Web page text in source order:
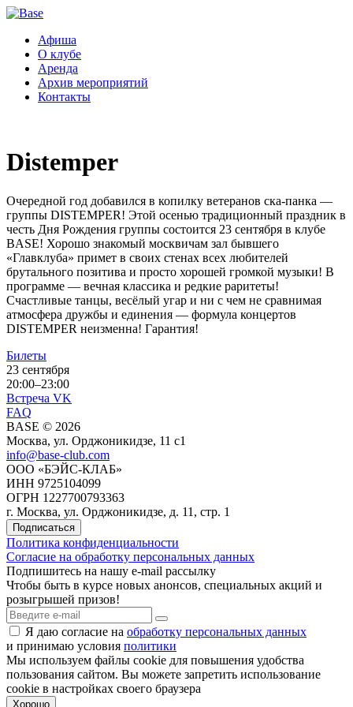
Афиша
О клубе
Аренда
Архив мероприятий
Контакты
Distemper
Очередной год добавился в копилку ветеранов ска-панка —
группы DISTEMPER! Этой осенью традиционный праздник в
честь Дня Рождения группы состоится 23 сентября в клубе
BASE! Хорошо знакомый москвичам зал бывшего
«Главклуба» примет в своих стенах всех любителей
брутального позитива и просто хорошей громкой музыки! В
программе — вечная классика и редкие раритеты!
Счастливые танцы, весёлый угар и ни с чем не сравнимая
атмосфера дружбы и единения — формула концертов
DISTEMPER неизменна! Гарантия!
Билеты
23 сентября
20:00–23:00
Встреча VK
FAQ
BASE © 2026
Москва, ул. Орджоникидзе, 11 c1
info@base-club.com
ООО «БЭЙС-КЛАБ»
ИНН 9725104099
ОГРН 1227700793363
г. Москва, ул. Орджоникидзе, д. 11, стр. 1
Подписаться
Политика конфиденциальности
Согласие на обработку персональных данных
Подпишитесь на нашу e-mail рассылку
Чтобы быть в курсе новых анонсов, специальных акций и
розыгрышей призов!
Я даю согласие на обработку персональных данных
и принимаю условия политики
Мы используем файлы cookie для повышения удобства
пользования cайтом. Вы можете запретить использование
cookie в настройках своего браузера
Хорошо